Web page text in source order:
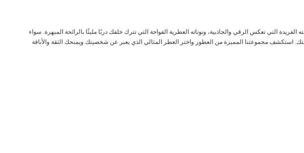
التي تعكس الرقي والجاذبية، ونوتاته العطرية الفواحة التي تترك خلفك دربًا مليئًا بالرائحة المبهرة. سواء
استكشف مجموعتنا المميزة من العطور واختر العطر المثالي الذي يعبر عن شخصيتك ويمنحك الثقة والأناقة